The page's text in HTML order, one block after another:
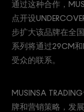
通过这种合作，
点开设
步扩大该品牌在全
系列将通过29CM和
受众的联系。
MUSINSA
牌和营销策略，发